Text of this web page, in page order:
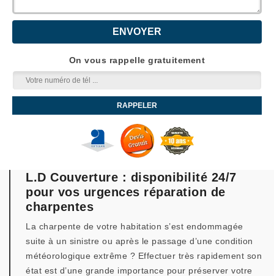
On vous rappelle gratuitement
L.D Couverture : disponibilité 24/7
pour vos urgences réparation de
charpentes
La charpente de votre habitation s’est endommagée
suite à un sinistre ou après le passage d’une condition
météorologique extrême ? Effectuer très rapidement son
état est d’une grande importance pour préserver votre